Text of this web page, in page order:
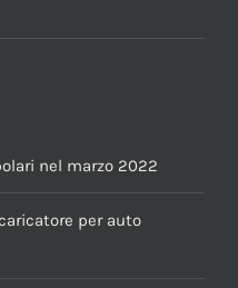
nel marzo 2022
per auto